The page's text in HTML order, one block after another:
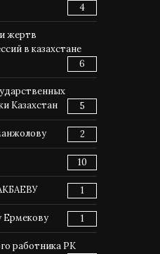
4
жертв
в казахстане
6
Казахстан
5
2
10
1
Ермекову 1
работника РК